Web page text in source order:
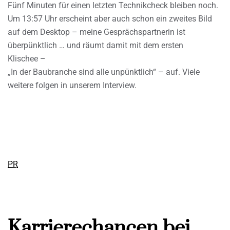
Fünf Minuten für einen letzten Technikcheck bleiben noch.
Um 13:57 Uhr erscheint aber auch schon ein zweites Bild
auf dem Desktop – meine Gesprächspartnerin ist
überpünktlich … und räumt damit mit dem ersten
Klischee –
„In der Baubranche sind alle unpünktlich“ – auf. Viele
weitere folgen in unserem Interview.
PR